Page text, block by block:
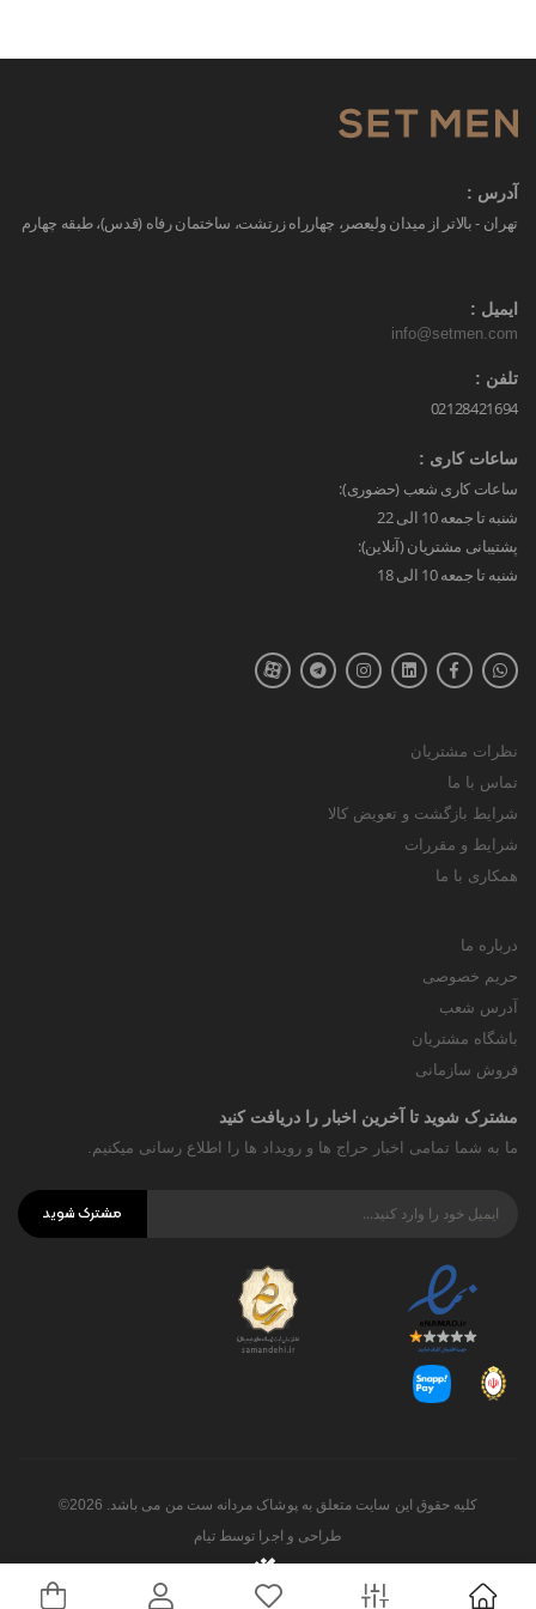
آدرس :
تهران - بالاتر از میدان ولیعصر، چهارراه زرتشت، ساختمان رفاه (قدس)، طبقه چهارم
ایمیل :
info@setmen.com
تلفن :
02128421694
ساعات کاری :
ساعات کاری شعب (حضوری):
شنبه تا جمعه 10 الی 22
پشتیبانی مشتریان (آنلاین):
شنبه تا جمعه 10 الی 18
نظرات مشتریان
تماس با ما
شرایط بازگشت و تعویض کالا
شرایط و مقررات
همکاری با ما
درباره ما
حریم خصوصی
آدرس شعب
باشگاه مشتریان
فروش سازمانی
مشترک شوید تا آخرین اخبار را دریافت کنید
ما به شما تمامی اخبار حراج ها و رویداد ها را اطلاع رسانی میکنیم.
مشترک شوید
کلیه حقوق این سایت متعلق به پوشاک مردانه ست من می باشد. 2026©
طراحی و اجرا توسط تیام